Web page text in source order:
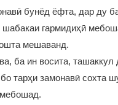
бунёд ёфта, дар ду
гармидиҳӣ
мешаванд.
ба ин восита,
тарҳи замонавӣ сохта